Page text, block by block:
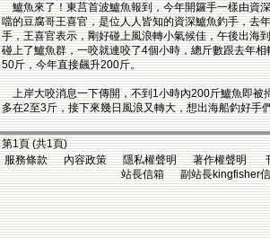
鱸魚來了！東莒首波鱸魚報到，今年開鑼手一樣由資
噹的豆腐哥王喜官，是位人人皆知的資深鱸魚釣手，去
手，王喜官表示，剛好碰上風浪轉小氣候佳，午後出海
碰上了鱸魚群，一咬就連咬了4個小時，總斤數跟去年
50斤，今年直接飆升200斤。
上岸大咬消息一下傳開，不到1小時內200斤鱸魚即被
多在2至3斤，接下來幾日風浪又轉大，想出海船釣好手
第1頁 (共1頁)
服務條款 內容政策 隱私權聲明 著作權聲明
站長信箱 副站長kingfisher